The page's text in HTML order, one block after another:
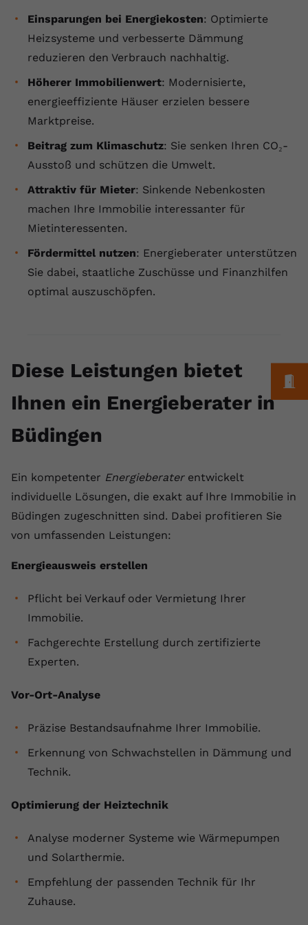
Einsparungen bei Energiekosten: Optimierte
Heizsysteme und verbesserte Dämmung
reduzieren den Verbrauch nachhaltig.
Höherer Immobilienwert: Modernisierte,
energieeffiziente Häuser erzielen bessere
Marktpreise.
Beitrag zum Klimaschutz: Sie senken Ihren CO₂-
Ausstoß und schützen die Umwelt.
Attraktiv für Mieter: Sinkende Nebenkosten
machen Ihre Immobilie interessanter für
Mietinteressenten.
Fördermittel nutzen: Energieberater unterstützen
Sie dabei, staatliche Zuschüsse und Finanzhilfen
optimal auszuschöpfen.
Diese Leistungen bietet
Ihnen ein Energieberater in
Büdingen
Ein kompetenter Energieberaterentwickelt
individuelle Lösungen, die exakt auf Ihre Immobilie in
Büdingen zugeschnitten sind. Dabei profitieren Sie
von umfassenden Leistungen:
Energieausweis erstellen
Pflicht bei Verkauf oder Vermietung Ihrer
Immobilie.
Fachgerechte Erstellung durch zertifizierte
Experten.
Vor-Ort-Analyse
Präzise Bestandsaufnahme Ihrer Immobilie.
Erkennung von Schwachstellen in Dämmung und
Technik.
Optimierung der Heiztechnik
Analyse moderner Systeme wie Wärmepumpen
und Solarthermie.
Empfehlung der passenden Technik für Ihr
Zuhause.
Anbieter youtube.com
Laufzeit
YouTube setzt dieses Cookie über
registriert anonyme statistische Daten.
Name yt-remote-device-id
Laufzeit Session
Videopräferenzen des Benutzers zu
speichern, der eingebettete YouTube-
Videos verwendet.
registriert eine eindeutige ID, um
gesehen hat.
Name yt.innertube::nextId
Zweck
Daten darüber zu speichern, welche
Laufzeit
YouTube setzt diesen Cookie, um die
speichern, der eingebettete YouTube-